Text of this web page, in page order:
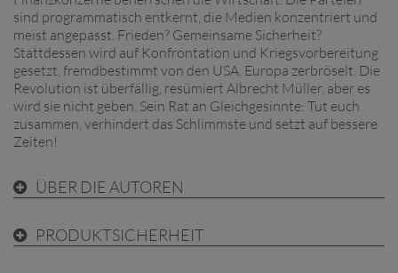
sind programmatisch entkernt, die Medien konzentriert und
meist angepasst. Frieden? Gemeinsame Sicherheit?
Stattdessen wird auf Konfrontation und Kriegsvorbereitung
gesetzt, fremdbestimmt von den USA. Europa zerbröselt. Die
Revolution ist überfällig, resümiert Albrecht Müller, aber es
wird sie nicht geben. Sein Rat an Gleichgesinnte: Tut euch
zusammen, verhindert das Schlimmste und setzt auf bessere
Zeiten!
ÜBER DIE AUTOREN
PRODUKTSICHERHEIT